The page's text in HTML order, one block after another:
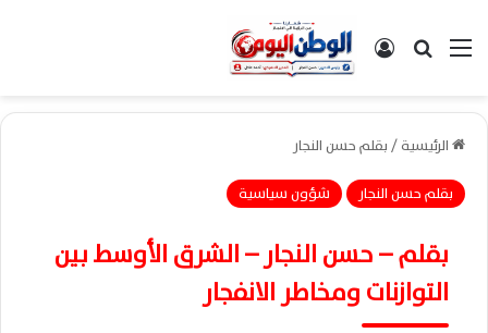
القائمةبحث عن تسجيل الدخول
الرئيسية/بقلم حسن النجار
بقلم حسن النجار
شؤون سياسية
بقلم – حسن النجار – الشرق الأوسط بين
التوازنات ومخاطر الانفجار